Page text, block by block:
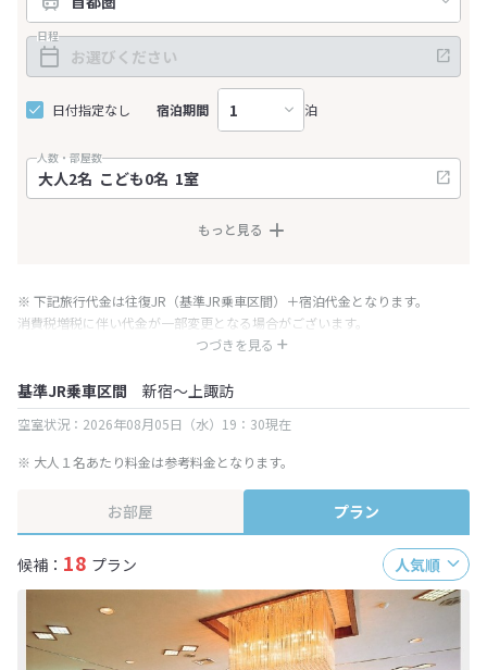
日程
日付指定なし 宿泊期間 泊
人数・部屋数
もっと見る
つづきを見る
※ 下記旅行代金は往復JR（基準JR乗車区間）＋宿泊代金となります。
消費税増税に伴い代金が一部変更となる場合がございます。
※ 表示されている旅行代金・プラン内容は一定時間ごとに更新されます。最
基準JR乗車区間 新宿～上諏訪
空室状況：2026年08月05日（水）19：30現在
※ 大人１名あたり料金は参考料金となります。
お部屋 プラン
候補： 18 プラン 人気順